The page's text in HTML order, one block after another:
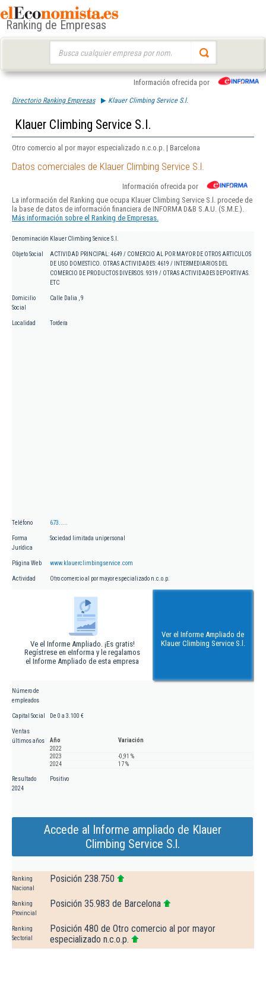
Ranking de Empresas
Información ofrecida por
Directorio Ranking Empresas Klauer Climbing Service S.l.
Klauer Climbing Service S.l.
Otro comercio al por mayor especializado n.c.o.p. | Barcelona
Datos comerciales de Klauer Climbing Service S.l.
Información ofrecida por
La información del Ranking que ocupa Klauer Climbing Service S.l. procede de
la base de datos de información financiera de INFORMA D&B S.A.U. (S.M.E.).
Más información sobre el Ranking de Empresas.
Denominación Klauer Climbing Service S.l.
Objeto Social
ACTIVIDAD PRINCIPAL: 4649 / COMERCIO AL POR MAYOR DE OTROS ARTICULOS
DE USO DOMESTICO. OTRAS ACTIVIDADES: 4619 / INTERMEDIARIOS DEL
COMERCIO DE PRODUCTOS DIVERSOS. 9319 / OTRAS ACTIVIDADES DEPORTIVAS.
ETC
Domicilio
Social
Calle Dalia , 9
Localidad Tordera
Teléfono 673.....
Forma
Jurídica
Sociedad limitada unipersonal
Página Web www.klauerclimbingservice.com
Actividad Otro comercio al por mayor especializado n.c.o.p.
Ve el Informe Ampliado. ¡Es gratis!
Regístrese en eInforma y le regalamos
el Informe Ampliado de esta empresa
Ver el Informe Ampliado de
Klauer Climbing Service S.l.
Número de
empleados
Capital Social De 0 a 3.100 €
Ventas
últimos años
Año
Variación
2022
2023
-0,91 %
2024
17 %
Resultado
2024
Positivo
Accede al Informe ampliado de Klauer
Climbing Service S.l.
Ranking
Nacional
Posición 238.750
Ranking
Provincial
Posición 35.983 de Barcelona
Ranking
Sectorial
Posición 480 de Otro comercio al por mayor
especializado n.c.o.p.